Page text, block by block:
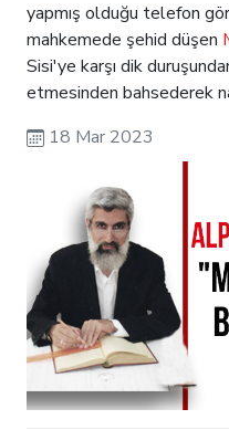
yapmış olduğu telefon
mahkemede şehid düşen
Sisi'ye karşı dik
etmesinden bahsederek
18 Mar 2023